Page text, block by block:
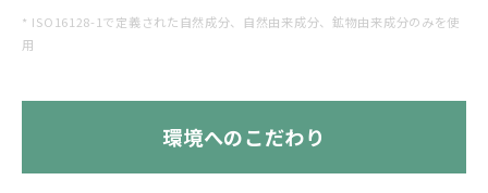
* ISO16128-1で定義された自然成分、自然由来成分、鉱物由来成分のみを使
用
環境へのこだわり